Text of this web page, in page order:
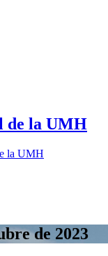
de la UMH
la UMH
de 2023